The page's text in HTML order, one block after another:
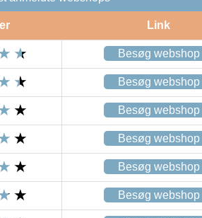
Link
Besøg webshop
Besøg webshop
Besøg webshop
Besøg webshop
Besøg webshop
Besøg webshop